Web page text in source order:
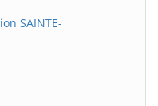
SAINTE-